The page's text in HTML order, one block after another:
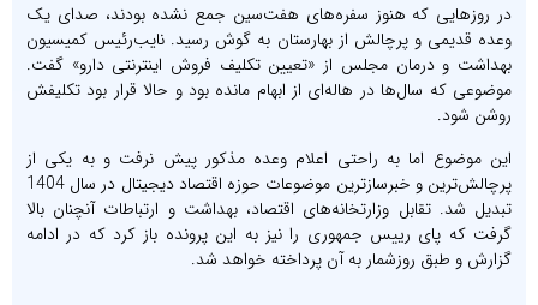
در روزهایی که هنوز سفره‌های هفت‌سین جمع نشده بودند، صدای یک
وعده قدیمی و پرچالش از بهارستان به گوش رسید. نایب‌رئیس کمیسیون
بهداشت و درمان مجلس از «تعیین تکلیف فروش اینترنتی دارو» گفت.
موضوعی که سال‌ها در هاله‌ای از ابهام مانده بود و حالا قرار بود تکلیفش
روشن شود.
این موضوع اما به راحتی اعلام وعده مذکور پیش نرفت و به یکی از
پرچالش‌ترین و خبرسازترین موضوعات حوزه اقتصاد دیجیتال در سال 1404
تبدیل شد. تقابل وزارتخانه‌های اقتصاد، بهداشت و ارتباطات آنچنان بالا
گرفت که پای رییس جمهوری را نیز به این پرونده باز کرد که در ادامه
گزارش و طبق روزشمار به آن پرداخته خواهد شد.